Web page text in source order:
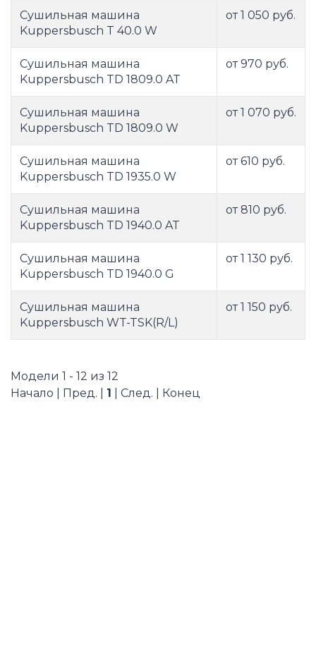
Сушильная машина
Kuppersbusch T 40.0 W
от 1 050 руб.
Сушильная машина
Kuppersbusch TD 1809.0 AT
от 970 руб.
Сушильная машина
Kuppersbusch TD 1809.0 W
от 1 070 руб.
Сушильная машина
Kuppersbusch TD 1935.0 W
от 610 руб.
Сушильная машина
Kuppersbusch TD 1940.0 AT
от 810 руб.
Сушильная машина
Kuppersbusch TD 1940.0 G
от 1 130 руб.
Сушильная машина
Kuppersbusch WT-TSK(R/L)
от 1 150 руб.
Модели 1 - 12 из 12
Начало | Пред. | 1 | След. | Конец